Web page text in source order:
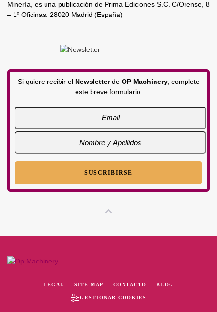
Minería, es una publicación de Prima Ediciones S.C. C/Orense, 8
– 1º Oficinas. 28020 Madrid (España)
Si quiere recibir el Newsletterde OP Machinery, complete
este breve formulario:
LEGAL SITE MAP CONTACTO BLOG
GESTIONAR COOKIES